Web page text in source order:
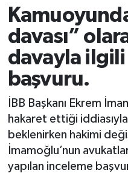
davası”
davayla ilgili
başvuru.
İBB Başkanı Ekrem
hakaret ettiği
beklenirken hakimi
İmamoğlu’nun
yapılan inceleme